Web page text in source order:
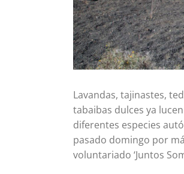
Lavandas, tajinastes,
tabaibas dulces ya
diferentes especies
pasado domingo por
voluntariado ‘Juntos